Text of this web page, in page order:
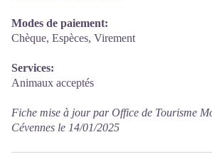
Modes de paiement:
Chèque, Espèces, Virement
Services:
Animaux acceptés
Fiche mise à jour par Office de Tourisme
Cévennes le 14/01/2025